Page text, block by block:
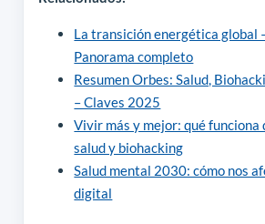
La transición energética global
Panorama completo
Resumen Orbes: Salud,
– Claves 2025
Vivir más y mejor: qué funciona
salud y biohacking
Salud mental 2030: cómo nos
digital